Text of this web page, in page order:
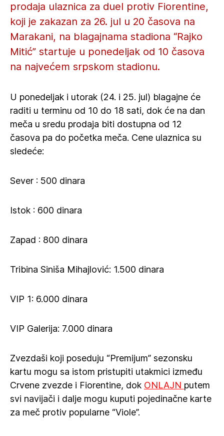
prodaja ulaznica za duel protiv Fiorentine,
koji je zakazan za 26. jul u 20 časova na
Marakani, na blagajnama stadiona “Rajko
Mitić” startuje u ponedeljak od 10 časova
na najvećem srpskom stadionu.
U ponedeljak i utorak (24. i 25. jul) blagajne će
raditi u terminu od 10 do 18 sati, dok će na dan
meča u sredu prodaja biti dostupna od 12
časova pa do početka meča. Cene ulaznica su
sledeće:
Sever : 500 dinara
Istok : 600 dinara
Zapad : 800 dinara
Tribina Siniša Mihajlović: 1.500 dinara
VIP 1: 6.000 dinara
VIP Galerija: 7.000 dinara
Zvezdaši koji poseduju “Premijum” sezonsku
kartu mogu sa istom pristupiti utakmici između
Crvene zvezde i Fiorentine, dok ONLAJN putem
svi navijači i dalje mogu kuputi pojedinačne karte
za meč protiv popularne “Viole”.